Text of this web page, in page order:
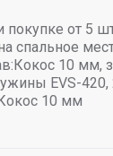
покупке от 5
спальное
10 мм,
EVS-
10 мм